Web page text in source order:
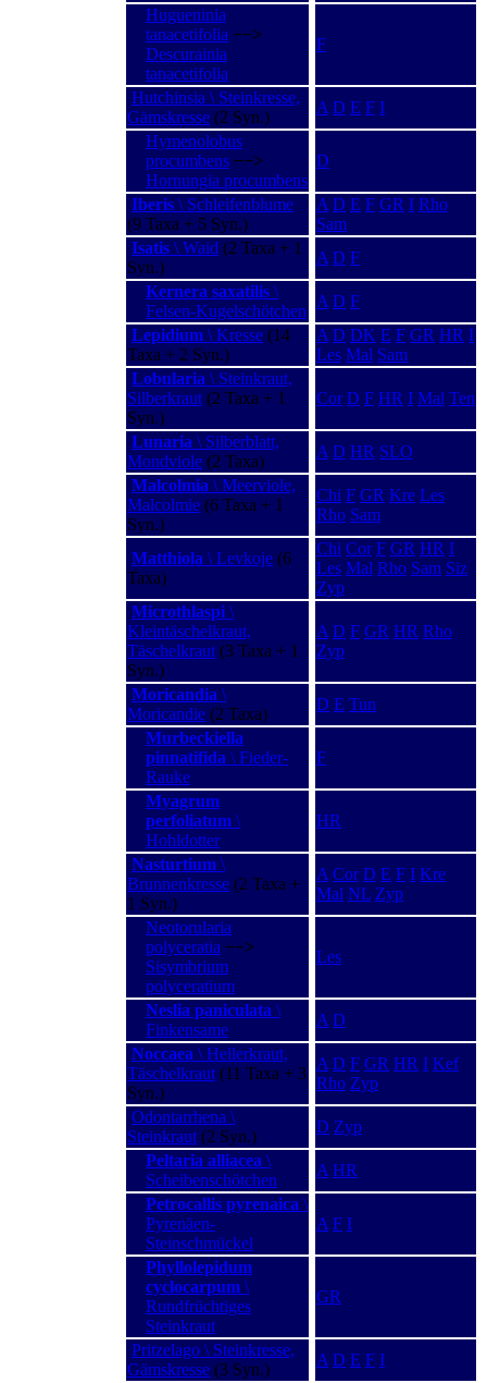
Hugueninia
tanacetifolia −−>
Descurainia
tanacetifolia
F
Hutchinsia \ Steinkresse,
Gämskresse (2 Syn.)
A D E F I
Hymenolobus
procumbens −−>
Hornungia procumbens
D
Iberis \ Schleifenblume
(9 Taxa + 5 Syn.)
A D E F GR I Rho
Sam
Isatis \ Waid (2 Taxa + 1
Syn.)
A D F
Kernera saxatilis \
Felsen-Kugelschötchen
A D F
Lepidium \ Kresse (14
Taxa + 2 Syn.)
A D DK E F GR HR I
Les Mal Sam
Lobularia \ Steinkraut,
Silberkraut (2 Taxa + 1
Syn.)
Cor D F HR I Mal Ten
Lunaria \ Silberblatt,
Mondviole (2 Taxa)
A D HR SLO
Malcolmia \ Meerviole,
Malcolmie (6 Taxa + 1
Syn.)
Chi F GR Kre Les
Rho Sam
Matthiola \ Levkoje (6
Taxa)
Chi Cor F GR HR I
Les Mal Rho Sam Siz
Zyp
Microthlaspi \
Kleintäschelkraut,
Täschelkraut (3 Taxa + 1
Syn.)
A D F GR HR Rho
Zyp
Moricandia \
Moricandie (2 Taxa)
D E Tun
Murbeckiella
pinnatifida \ Fieder-
Rauke
F
Myagrum
perfoliatum \
Hohldotter
HR
Nasturtium \
Brunnenkresse (2 Taxa +
1 Syn.)
A Cor D E F I Kre
Mal NL Zyp
Neotorularia
polyceratia −−>
Sisymbrium
polyceratium
Les
Neslia paniculata \
Finkensame
A D
Noccaea \ Hellerkraut,
Täschelkraut (11 Taxa + 3
Syn.)
A D F GR HR I Kef
Rho Zyp
Odontarrhena \
Steinkraut (2 Syn.)
D Zyp
Peltaria alliacea \
Scheibenschötchen
A HR
Petrocallis pyrenaica \
Pyrenäen-
Steinschmückel
A F I
Phyllolepidum
cyclocarpum \
Rundfrüchtiges
Steinkraut
GR
Pritzelago \ Steinkresse,
Gämskresse (3 Syn.)
A D E F I